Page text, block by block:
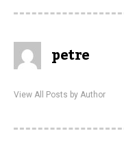
petre
View All Posts by Author